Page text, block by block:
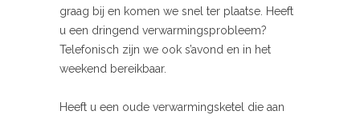
graag bij en komen we snel ter plaatse. Heeft
u een dringend verwarmingsprobleem?
Telefonisch zijn we ook s’avond en in het
weekend bereikbaar.
Heeft u een oude verwarmingsketel die aan